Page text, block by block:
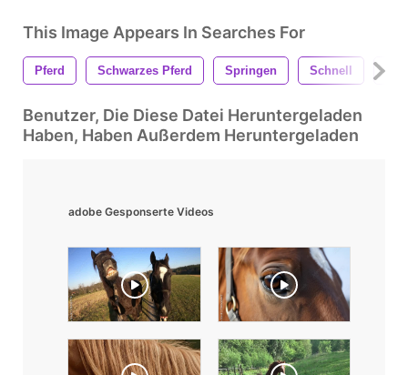
This Image Appears In Searches For
Pferd Schwarzes Pferd Springen Schnell
Benutzer, Die Diese Datei Heruntergeladen
Haben, Haben Außerdem Heruntergeladen
adobe Gesponserte Videos